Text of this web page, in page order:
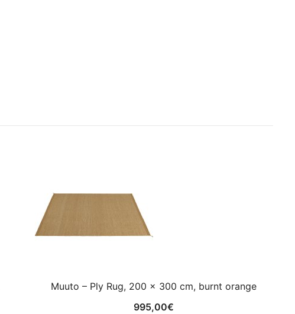
Muuto – Ply Rug, 200 x 300 cm, burnt orange
995,00€